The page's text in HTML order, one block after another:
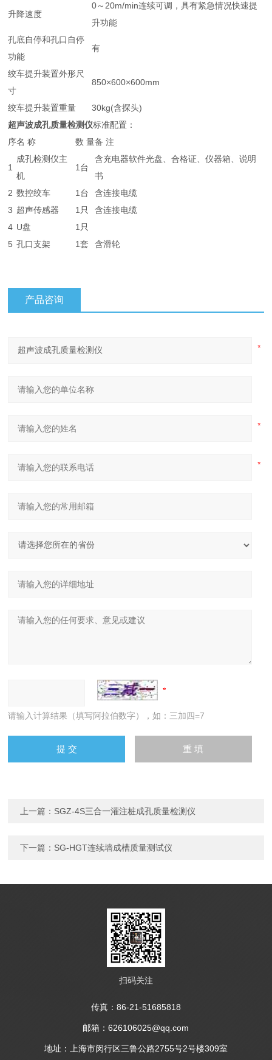
升降速度
0～20m/min连续可调，具有紧急情况快速提
升功能
孔底自停和孔口自停
功能
有
绞车提升装置外形尺
寸
850×600×600mm
绞车提升装置重量
30kg(含探头)
超声波成孔质量检测仪标准配置：
序名 称 数 量备 注
1
成孔检测仪主
机
1台
含充电器软件光盘、合格证、仪器箱、说明
书
2 数控绞车 1台
含连接电缆
3 超声传感器 1只
含连接电缆
4 U盘
1只
5 孔口支架 1套 含滑轮
产品咨询
请输入计算结果（填写阿拉伯数字），如：三加四=7
上一篇： SGZ-4S三合一灌注桩成孔质量检测仪
下一篇： SG-HGT连续墙成槽质量测试仪
扫码关注
传真：86-21-51685818
邮箱：626106025@qq.com
地址：上海市闵行区三鲁公路2755号2号楼309室